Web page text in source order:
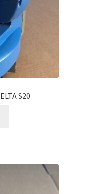
S20